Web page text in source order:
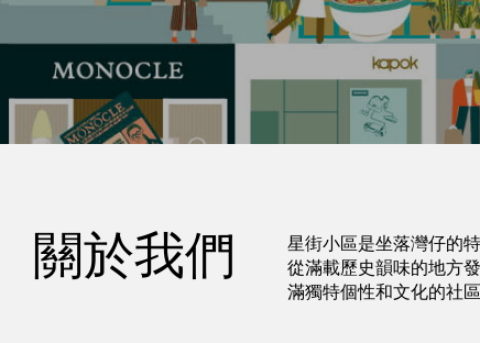
關於我們
星街小區是坐落灣仔的
從滿載歷史韻味的地方
滿獨特個性和文化的社區